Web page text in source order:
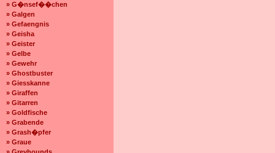
» G�nsef��chen
» Galgen
» Gefaengnis
» Geisha
» Geister
» Gelbe
» Gewehr
» Ghostbuster
» Giesskanne
» Giraffen
» Gitarren
» Goldfische
» Grabende
» Grash�pfer
» Graue